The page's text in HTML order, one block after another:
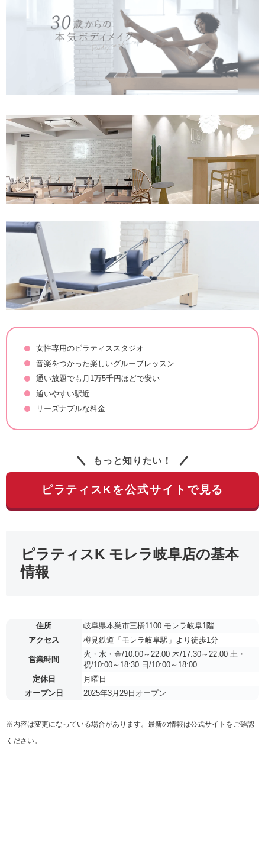
女性専用のピラティススタジオ
音楽をつかった楽しいグループレッスン
通い放題でも月1万5千円ほどで安い
通いやすい駅近
リーズナブルな料金
もっと知りたい！
ピラティスKを公式サイトで見る
ピラティスK モレラ岐阜店の基本
情報
住所
岐阜県本巣市三橋1100 モレラ岐阜1階
アクセス
樽見鉄道「モレラ岐阜駅」より徒歩1分
営業時間
火・水・金/10:00～22:00 木/17:30～22:00 土・
祝/10:00～18:30 日/10:00～18:00
定休日
月曜日
オープン日
2025年3月29日オープン
※内容は変更になっている場合があります。最新の情報は公式サイトをご確認
ください。